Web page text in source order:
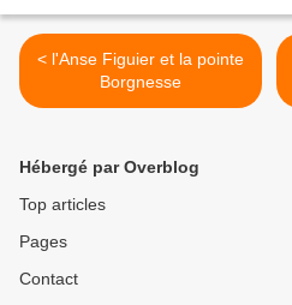
< l'Anse Figuier et la pointe
Borgnesse
Hébergé par Overblog
Top articles
Pages
Contact